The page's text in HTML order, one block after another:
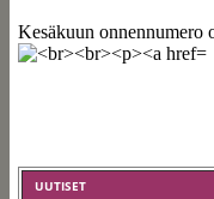
Kesäkuun onnennumero
UUTISET